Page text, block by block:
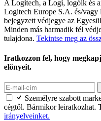
A Logitech, a Logi, logóik és
Logitech Europe S.A. és/
bejegyzett védjegye az
Minden más harmadik fél
tulajdona. Tekintse meg az
Iratkozzon fel, hogy
előnyeit.
Személyre szabott
cégtől. Bármikor leiratkozhat.
irányelveinket.